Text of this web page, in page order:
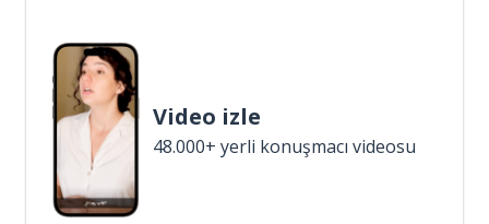
Video izle
48.000+ yerli konuşmacı videosu